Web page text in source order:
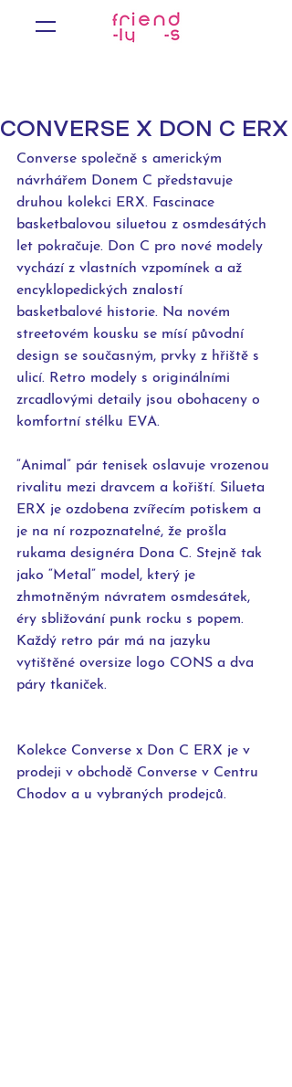
CONVERSE X DON C ERX
Converse společně s americkým
návrhářem Donem C představuje
druhou kolekci ERX. Fascinace
basketbalovou siluetou z osmdesátých
let pokračuje. Don C pro nové modely
vychází z vlastních vzpomínek a až
encyklopedických znalostí
basketbalové historie. Na novém
streetovém kousku se mísí původní
design se současným, prvky z hřiště s
ulicí. Retro modely s originálními
zrcadlovými detaily jsou obohaceny o
komfortní stélku EVA.
“Animal” pár tenisek oslavuje vrozenou
rivalitu mezi dravcem a kořiští. Silueta
ERX je ozdobena zvířecím potiskem a
je na ní rozpoznatelné, že prošla
rukama designéra Dona C. Stejně tak
jako “Metal” model, který je
zhmotněným návratem osmdesátek,
éry sbližování punk rocku s popem.
Každý retro pár má na jazyku
vytištěné oversize logo CONS a dva
páry tkaniček.
Kolekce Converse x Don C ERX je v
prodeji v obchodě Converse v Centru
Chodov a u vybraných prodejců.